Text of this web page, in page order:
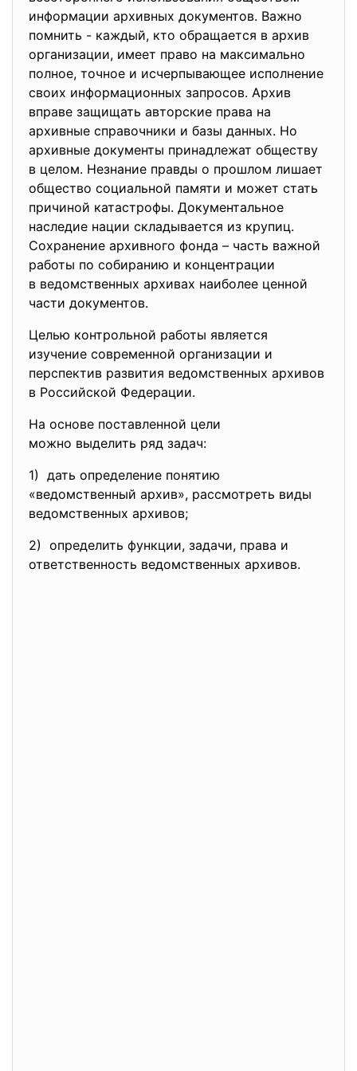
информации архивных документов. Важно
помнить - каждый, кто обращается в архив
организации, имеет право на максимально
полное, точное и исчерпывающее исполнение
своих информационных запросов. Архив
вправе защищать авторские права на
архивные справочники и базы данных. Но
архивные документы принадлежат обществу
в целом. Незнание правды о прошлом лишает
общество социальной памяти и может стать
причиной катастрофы. Документальное
наследие нации складывается из крупиц.
Сохранение архивного фонда – часть важной
работы по собиранию и концентрации
в ведомственных архивах наиболее ценной
части документов.
Целью контрольной работы является
изучение современной организации и
перспектив развития ведомственных архивов
в Российской Федерации.
На основе поставленной цели
можно выделить ряд задач:
1) дать определение понятию
«ведомственный архив», рассмотреть виды
ведомственных архивов;
2) определить функции, задачи, права и
ответственность ведомственных архивов.